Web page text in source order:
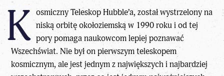
K osmiczny Teleskop Hubble’a, został wystrzelony na
niską orbitę okołoziemską w 1990 roku i od tej
pory pomaga naukowcom lepiej poznawać
Wszechświat. Nie był on pierwszym teleskopem
kosmicznym, ale jest jednym z największych i najbardziej